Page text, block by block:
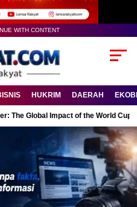
WITH CONTENT
HUKRIM DAERAH
The Global Impact of the World Cup